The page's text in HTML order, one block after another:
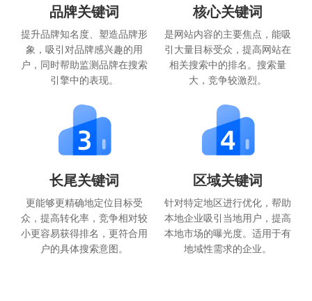
品牌关键词
提升品牌知名度、塑造品牌形
象，吸引对品牌感兴趣的用
户，同时帮助监测品牌在搜索
引擎中的表现。
核心关键词
是网站内容的主要焦点，能吸
引大量目标受众，提高网站在
相关搜索中的排名。搜索量
大，竞争较激烈。
长尾关键词
更能够更精确地定位目标受
众，提高转化率，竞争相对较
小更容易获得排名，更符合用
户的具体搜索意图。
区域关键词
针对特定地区进行优化，帮助
本地企业吸引当地用户，提高
本地市场的曝光度。适用于有
地域性需求的企业。